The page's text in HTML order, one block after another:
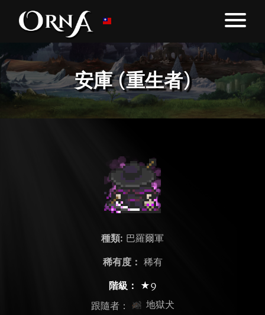
安庫 (重生者)
種類: 巴羅爾軍
稀有度： 稀有
階級：
★9
跟隨者：
地獄犬